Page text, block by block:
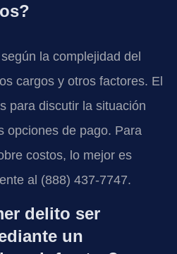
la complejidad del
cargos y otros factores. El
para discutir la situación
opciones de pago. Para
costos, lo mejor es
al (888) 437-7747.
delito ser
un